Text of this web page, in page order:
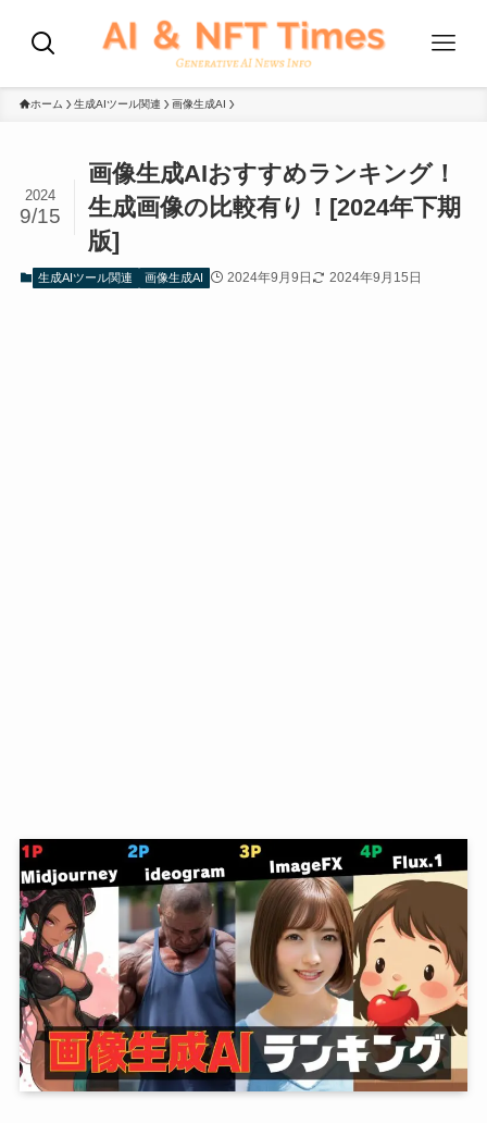
ホーム 生成AIツール関連 画像生成AI
画像生成AIおすすめランキング！
生成画像の比較有り！[2024年下期
版]
2024
9/15
生成AIツール関連 画像生成AI 2024年9月9日 2024年9月15日